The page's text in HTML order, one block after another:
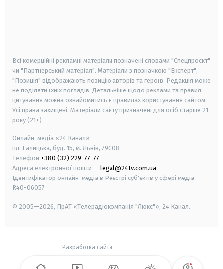
Всі комерційні рекламні матеріали позначені словами "Спецпроєкт"
чи "Партнерський матеріал". Матеріали з позначкою "Експерт",
"Позиція" відображають позицію авторів та героїв. Редакція може
не поділяти їхніх поглядів. Детальніше щодо реклами та правил
цитування можна ознайомитись в правилах користування сайтом.
Усі права захищені. Матеріали сайту призначені для осіб старше 21
року (21+)
Онлайн-медіа «24 Канал»
пл. Галицька, буд. 15, м. Львів, 79008
Телефон +380 (32) 229-77-77
Адреса електронної пошти — legal@24tv.com.ua
Ідентифікатор онлайн-медіа в Реєстрі суб'єктів у сфері медіа —
R40-06057
© 2005—2026, ПрАТ «Телерадіокомпанія "Люкс"», 24 Канал.
Разработка сайта -